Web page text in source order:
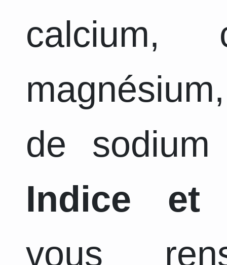
calcium,
de
Indice et
vous